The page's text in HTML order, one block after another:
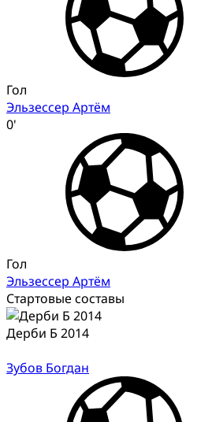
Гол
Эльзессер Артём
0'
Гол
Эльзессер Артём
Стартовые составы
Дерби Б 2014
Зубов Богдан